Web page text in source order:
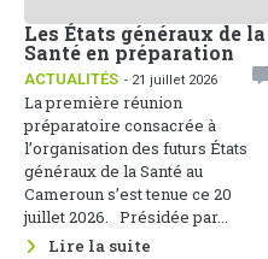
Les États généraux de la
Santé en préparation
ACTUALITÉS - 21 juillet 2026
La première réunion
préparatoire consacrée à
l’organisation des futurs États
généraux de la Santé au
Cameroun s’est tenue ce 20
juillet 2026. Présidée par...
Lire la suite